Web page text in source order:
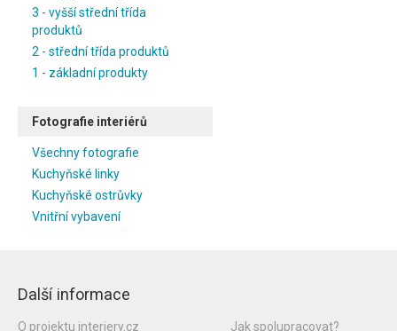
3 - vyšší střední třída
produktů
2 - střední třída produktů
1 - základní produkty
Fotografie interiérů
Všechny fotografie
Kuchyňské linky
Kuchyňské ostrůvky
Vnitřní vybavení
Další informace
O projektu interiery.cz Jak spolupracovat?